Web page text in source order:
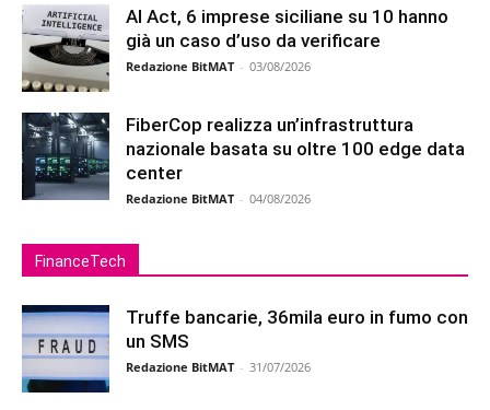
AI Act, 6 imprese siciliane su 10 hanno
già un caso d’uso da verificare
Redazione BitMAT - 03/08/2026
FiberCop realizza un’infrastruttura
nazionale basata su oltre 100 edge data
center
Redazione BitMAT - 04/08/2026
FinanceTech
Truffe bancarie, 36mila euro in fumo con
un SMS
Redazione BitMAT - 31/07/2026